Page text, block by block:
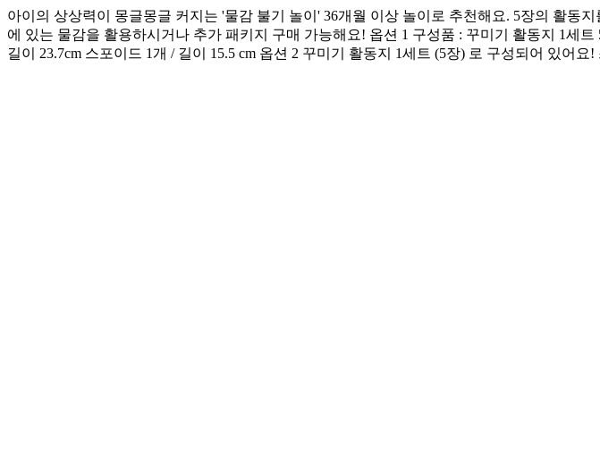
아이의 상상력이 몽글몽글 커지는 '물감 불기 놀이' 36개월 이상 놀이로 추천해요. 5장의 활
에 있는 물감을 활용하시거나 추가 패키지 구매 가능해요! 옵션 1 구성품 : 꾸미기 활동지 1세트
길이 23.7cm 스포이드 1개 / 길이 15.5 cm 옵션 2 꾸미기 활동지 1세트 (5장) 로 구성되어 있어